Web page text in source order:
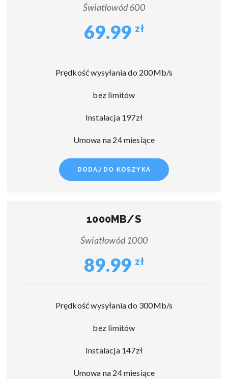
Światłowód 600
69.99 zł
Prędkość wysyłania do 200Mb/s
bez limitów
Instalacja 197zł
Umowa na 24 miesiące
DODAJ DO KOSZYKA
1000MB/S
Światłowód 1000
89.99 zł
Prędkość wysyłania do 300Mb/s
bez limitów
Instalacja 147zł
Umowa na 24 miesiące